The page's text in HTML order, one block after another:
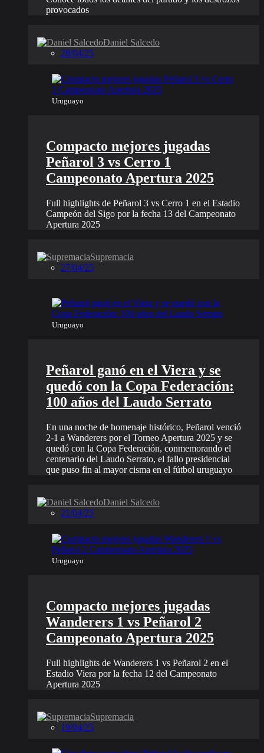
provocados
Daniel Salcedo
28/04/25
Uruguayo
Compacto mejores jugadas
Peñarol 3 vs Cerro 1
Campeonato Apertura 2025
Full highlights de Peñarol 3 vs Cerro 1 en el Estadio
Campeón del Sigo por la fecha 13 del Campeonato
Apertura 2025
Supremacia
27/04/25
Uruguayo
Peñarol ganó en el Viera y se
quedó con la Copa Federación:
100 años del Laudo Serrato
En una noche de homenaje histórico, Peñarol venció
2-1 a Wanderers por el Torneo Apertura 2025 y se
quedó con la Copa Federación, conmemorando el
centenario del Laudo Serrato, el fallo presidencial
que puso fin al mayor cisma en el fútbol uruguayo
Daniel Salcedo
21/04/25
Uruguayo
Compacto mejores jugadas
Wanderers 1 vs Peñarol 2
Campeonato Apertura 2025
Full highlights de Wanderers 1 vs Peñarol 2 en el
Estadio Viera por la fecha 12 del Campeonato
Apertura 2025
Supremacia
19/04/25